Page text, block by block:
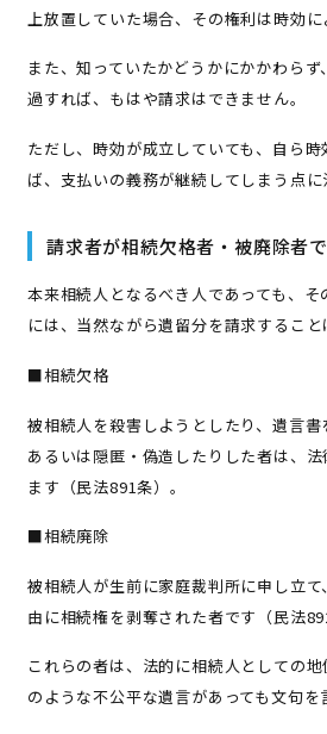
上放置していた場合、その権利は時効に
また、知っていたかどうかにかかわら
過すれば、もはや請求はできません。
ただし、時効が成立していても、自ら
ば、支払いの義務が継続してしまう点に
請求者が相続欠格者・被廃除者
本来相続人となるべき人であっても、
には、当然ながら遺留分を請求すること
■相続欠格
被相続人を殺害しようとしたり、遺言書
あるいは隠匿・偽造したりした者は、
ます（民法891条）。
■相続廃除
被相続人が生前に家庭裁判所に申し立
由に相続権を剥奪された者です（民法
これらの者は、法的に相続人としての
のような不公平な遺言があっても文句を